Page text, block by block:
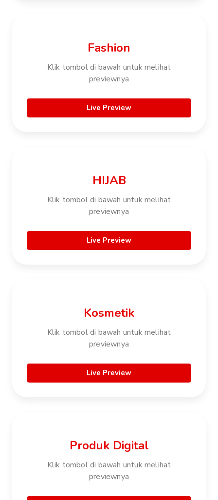
Fashion
Klik tombol di bawah untuk melihat
previewnya
Live Preview
HIJAB
Klik tombol di bawah untuk melihat
previewnya
Live Preview
Kosmetik
Klik tombol di bawah untuk melihat
previewnya
Live Preview
Produk Digital
Klik tombol di bawah untuk melihat
previewnya